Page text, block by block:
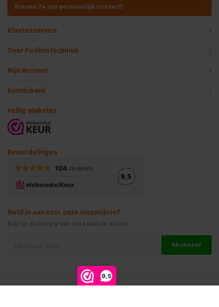
9,5
Binnen 24 uur persoonlijk contact!
Klantenservice
Over Podiumtechniek
Mijn Account
Kennisbank
Veilig winkelen
Beoordelingen
Meld je aan voor onze nieuwsbrief
Blijf op de hoogte van onze laatste acties!
Abonneer